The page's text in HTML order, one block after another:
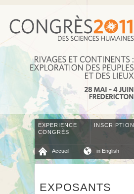
EXPERIENCE
CONGRÈS
INSCRIPTION
Accueil in English
EXPOSANTS